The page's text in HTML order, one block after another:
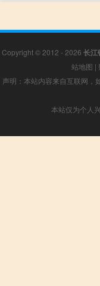
Copyright © 2012 - 2026 长江
站地图 |
声明：本站内容来自互联网，
本站仅为个人